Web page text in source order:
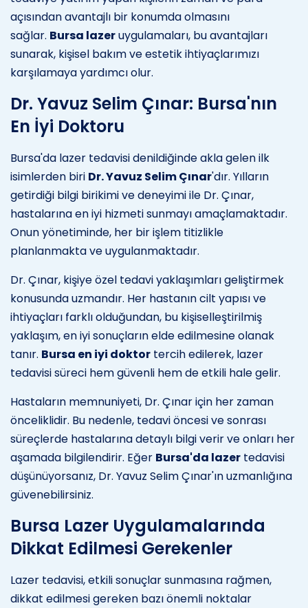
açısından avantajlı bir konumda olmasını
sağlar. Bursa lazeruygulamaları, bu avantajları
sunarak, kişisel bakım ve estetik ihtiyaçlarımızı
karşılamaya yardımcı olur.
Dr. Yavuz Selim Çınar: Bursa'nın
En İyi Doktoru
Bursa'da lazer tedavisi denildiğinde akla gelen ilk
isimlerden biri Dr. Yavuz Selim Çınar'dır. Yılların
getirdiği bilgi birikimi ve deneyimi ile Dr. Çınar,
hastalarına en iyi hizmeti sunmayı amaçlamaktadır.
Onun yönetiminde, her bir işlem titizlikle
planlanmakta ve uygulanmaktadır.
Dr. Çınar, kişiye özel tedavi yaklaşımları geliştirmek
konusunda uzmandır. Her hastanın cilt yapısı ve
ihtiyaçları farklı olduğundan, bu kişiselleştirilmiş
yaklaşım, en iyi sonuçların elde edilmesine olanak
tanır. Bursa en iyi doktor tercih edilerek, lazer
tedavisi süreci hem güvenli hem de etkili hale gelir.
Hastaların memnuniyeti, Dr. Çınar için her zaman
önceliklidir. Bu nedenle, tedavi öncesi ve sonrası
süreçlerde hastalarına detaylı bilgi verir ve onları her
aşamada bilgilendirir. Eğer Bursa'da lazer tedavisi
düşünüyorsanız, Dr. Yavuz Selim Çınar'ın uzmanlığına
güvenebilirsiniz.
Bursa Lazer Uygulamalarında
Dikkat Edilmesi Gerekenler
Lazer tedavisi, etkili sonuçlar sunmasına rağmen,
dikkat edilmesi gereken bazı önemli noktalar